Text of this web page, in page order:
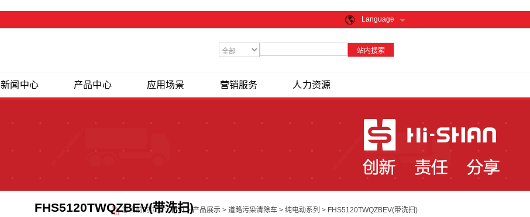
Language
新闻中心 产品中心 应用场景 营销服务 人力资源
您当前的位置：首页>产品展示 > 道路污染清除车 > 纯电动系列 > FHS5120TWQZBEV(带洗扫)
FHS5120TWQZBEV(带洗扫)